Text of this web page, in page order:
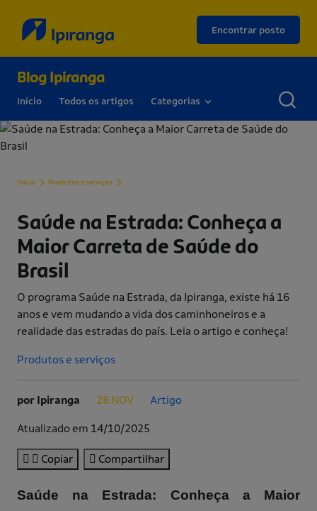
Encontrar posto
Blog Ipiranga
Início Todos os artigos Categorias
Início Produtos e serviços
Saúde na Estrada: Conheça a
Maior Carreta de Saúde do
Brasil
O programa Saúde na Estrada, da Ipiranga, existe há 16
anos e vem mudando a vida dos caminhoneiros e a
realidade das estradas do país. Leia o artigo e conheça!
Produtos e serviços
por Ipiranga 28 NOV Artigo
Atualizado em 14/10/2025
Copiar Compartilhar
Saúde na Estrada: Conheça a Maior